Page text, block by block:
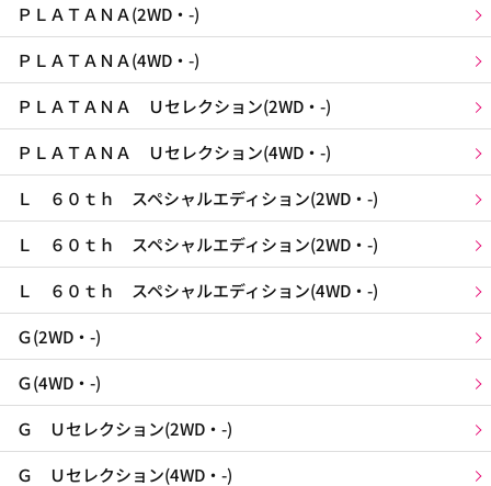
ＰＬＡＴＡＮＡ(2WD・-)
ＰＬＡＴＡＮＡ(4WD・-)
ＰＬＡＴＡＮＡ Ｕセレクション(2WD・-)
ＰＬＡＴＡＮＡ Ｕセレクション(4WD・-)
Ｌ ６０ｔｈ スペシャルエディション(2WD・-)
Ｌ ６０ｔｈ スペシャルエディション(2WD・-)
Ｌ ６０ｔｈ スペシャルエディション(4WD・-)
Ｇ(2WD・-)
Ｇ(4WD・-)
Ｇ Ｕセレクション(2WD・-)
Ｇ Ｕセレクション(4WD・-)